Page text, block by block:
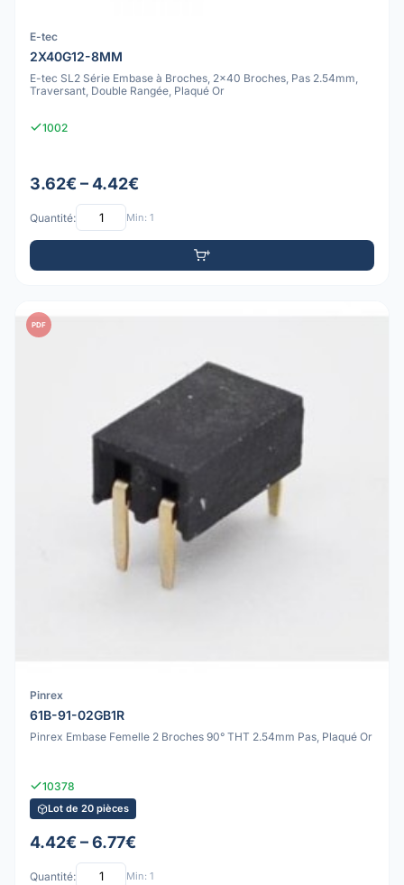
E-tec
2X40G12-8MM
E-tec SL2 Série Embase à Broches, 2x40 Broches, Pas 2.54mm,
Traversant, Double Rangée, Plaqué Or
1002
3.62€ – 4.42€
Quantité: Min: 1
PDF
Pinrex
61B-91-02GB1R
Pinrex Embase Femelle 2 Broches 90° THT 2.54mm Pas, Plaqué Or
10378
Lot de 20 pièces
4.42€ – 6.77€
Quantité: Min: 1